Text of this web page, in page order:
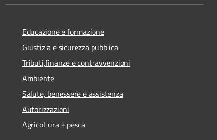
Educazione e formazione
Giustizia e sicurezza pubblica
Tributi,finanze e contravvenzioni
Ambiente
Salute, benessere e assistenza
Autorizzazioni
Agricoltura e pesca